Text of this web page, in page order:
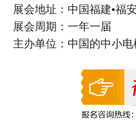
展会地址：中国福建•福
展会周期：一年一届
主办单位：中国的中小